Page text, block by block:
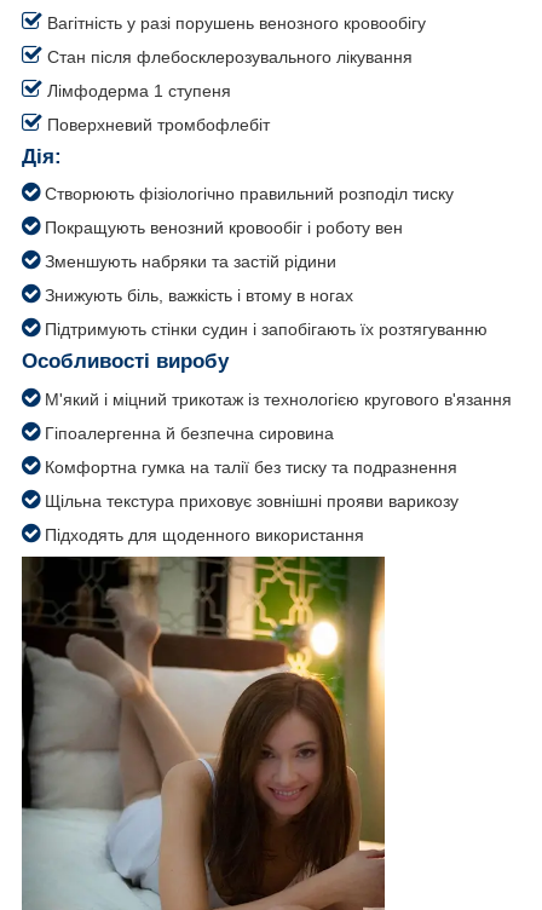
Вагітність у разі порушень венозного кровообігу
Стан після флебосклерозувального лікування
Лімфодерма 1 ступеня
Поверхневий тромбофлебіт
Дія:
Створюють фізіологічно правильний розподіл тиску
Покращують венозний кровообіг і роботу вен
Зменшують набряки та застій рідини
Знижують біль, важкість і втому в ногах
Підтримують стінки судин і запобігають їх розтягуванню
Особливості виробу
М'який і міцний трикотаж із технологією кругового в'язання
Гіпоалергенна й безпечна сировина
Комфортна гумка на талії без тиску та подразнення
Щільна текстура приховує зовнішні прояви варикозу
Підходять для щоденного використання